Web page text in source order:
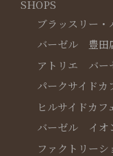
SHOPS
ブラッスリー・
バーゼル 豊田
アトリエ バー
パークサイド
ヒルサイドカ
バーゼル イオ
ファクトリーシ